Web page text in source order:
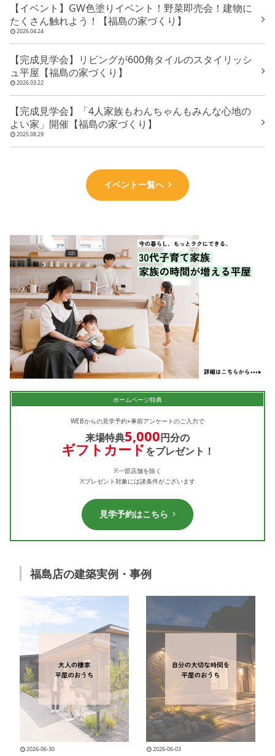
【イベント】GW色塗りイベント！野菜即売会！建物に
たくさん触れよう！【福島の家づくり】
2026.04.24
【完成見学会】リビングが600角タイルのスタイリッシ
ュ平屋【福島の家づくり】
2026.03.22
【完成見学会】「4人家族もわんちゃんもみんな心地の
よい家」開催【福島の家づくり】
2025.08.29
イベント一覧へ
ホームページ特典
WEBからの見学予約+事前アンケートのご入力で
来場特典5,000円分の
ギフトカードをプレゼント！
※一部店舗を除く
※プレゼント対象には諸条件がございます
見学予約はこちら
福島店の建築実例・事例
2026-06-30 2026-06-03